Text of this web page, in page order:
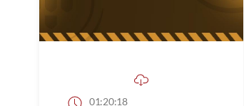
01:20:18